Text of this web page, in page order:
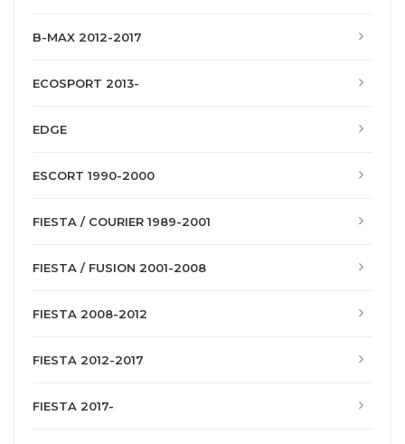
B-MAX 2012-2017
ECOSPORT 2013-
EDGE
ESCORT 1990-2000
FIESTA / COURIER 1989-2001
FIESTA / FUSION 2001-2008
FIESTA 2008-2012
FIESTA 2012-2017
FIESTA 2017-